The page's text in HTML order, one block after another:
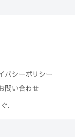
バシーポリシー
問い合わせ
.